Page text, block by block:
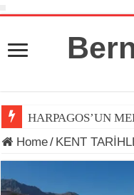
HARPAGOS’UN
Home/ KENT